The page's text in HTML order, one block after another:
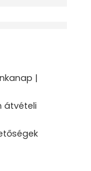
|
átvételi